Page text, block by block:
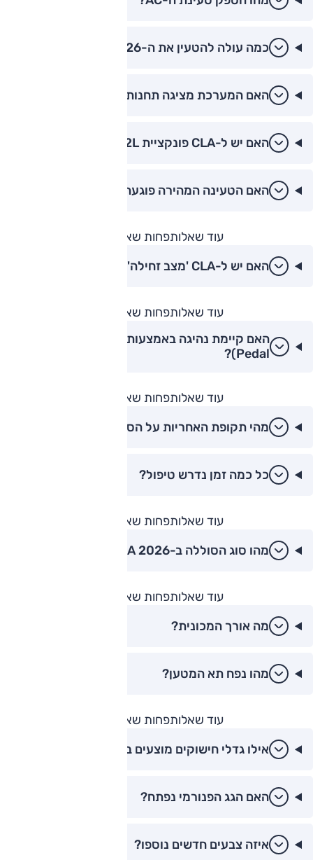
כמה עולה להטעין את ה-CLA 2026 בישראל?
האם המערכת מציגה תחנות טעינה פנויות?
האם יש ל-CLA פונקציית V2L?
האם הטעינה המהירה פוגעת בסוללה?
עוד שאלותפחות שאלות
האם יש ל-CLA 'מצב זחילה'?
עוד שאלותפחות שאלות
Pedal)?
עוד שאלותפחות שאלות
מהי תקופת האחריות על הסוללה?
כל כמה זמן נדרש טיפול?
עוד שאלותפחות שאלות
מהו סוג הסוללה ב-CLA 2026?
עוד שאלותפחות שאלות
מה אורך המכונית?
מהו נפח תא המטען?
עוד שאלותפחות שאלות
אילו גדלי חישוקים מוצעים בישראל?
האם הגג הפנורמי נפתח?
איזה צבעים חדשים נוספו?